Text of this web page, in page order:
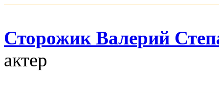
Сторожик Валерий
актер